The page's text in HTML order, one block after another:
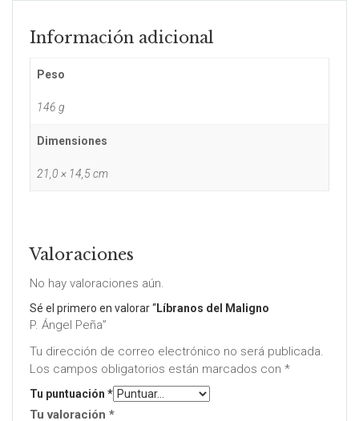
Información adicional
Peso
146 g
Dimensiones
21,0 × 14,5 cm
Valoraciones
No hay valoraciones aún.
Sé el primero en valorar “Líbranos del Maligno
P. Ángel Peña”
Tu dirección de correo electrónico no será publicada.
Los campos obligatorios están marcados con *
Tu puntuación *
Tu valoración *